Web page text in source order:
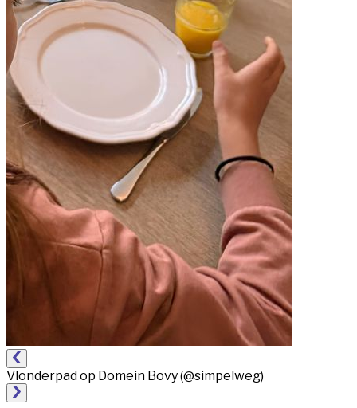
Vlonderpad op Domein Bovy (@simpelweg)